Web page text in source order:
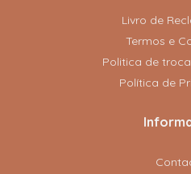
Livro de
Termos e
Politica de
Política de